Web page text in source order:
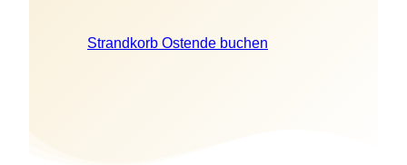
Strandkorb Ostende buchen